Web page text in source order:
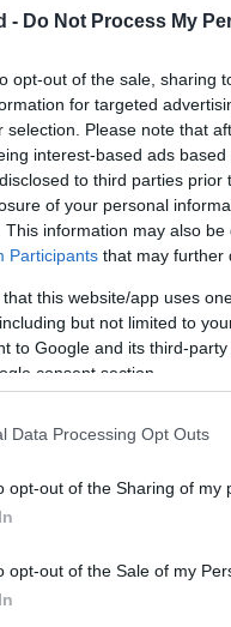
- Do Not Process My
opt-out of the sale, sharing
for targeted
selection. Please note that
interest-based ads
to third parties
of your personal
This information may also
Participants that may further
that this website/app uses
but not limited to
to Google and its third-
consent section.
Data Processing Opt Outs
opt-out of the Sharing of my
opt-out of the Sale of my
secciones clave:
de equipaje y
y práctica para que tu
de trenes, autobuses y